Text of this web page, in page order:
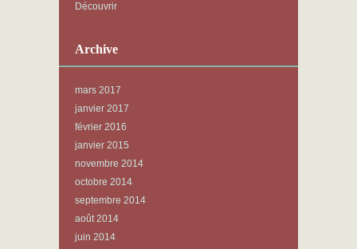
Découvrir
Archive
mars 2017
janvier 2017
février 2016
janvier 2015
novembre 2014
octobre 2014
septembre 2014
août 2014
juin 2014